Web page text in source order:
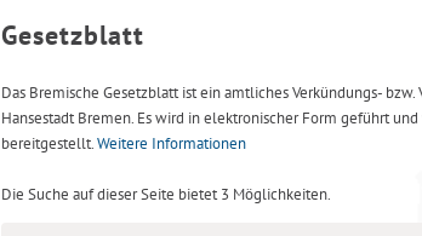
Gesetzblatt
Das Bremische Gesetzblatt ist ein amtliches Verkündungs-
Hansestadt Bremen. Es wird in elektronischer Form geführt
bereitgestellt.Weitere Informationen
Die Suche auf dieser Seite bietet 3 Möglichkeiten.